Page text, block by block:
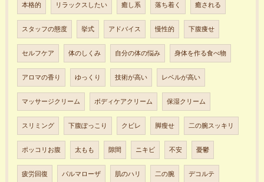
本格的 リラックスしたい 癒し系 落ち着く 癒される
スタッフの態度 挙式 アドバイス 慢性的 下腹痩せ
セルフケア 体のしくみ 自分の体の悩み 身体を作る食べ物
アロマの香り ゆっくり 技術が高い レベルが高い
マッサージクリーム ボディケアクリーム 保湿クリーム
スリミング 下腹ぽっこり クビレ 脚瘦せ 二の腕スッキリ
ポッコリお腹 太もも 隙間 ニキビ 不安 憂鬱
疲労回復 パルマローザ 肌のハリ 二の腕 デコルテ